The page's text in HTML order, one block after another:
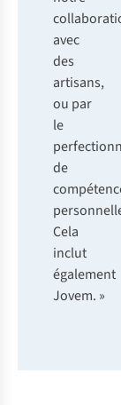
avec
des
artisans,
ou par
le
de
Cela
inclut
également
Jovem. »